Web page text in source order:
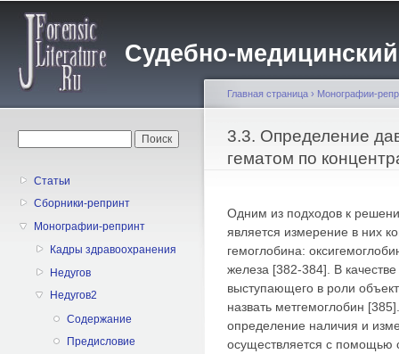
Судебно-
Статьи
Сборники-репринт
Монографии-репринт
Кадры здравоохранения
Недугов
Недугов2
Содержание
Предисловие
Вы здесь
Главная страница › Монографии-
3.3. Определение
гематом по
Одним из подходов к
является измерение в них
гемоглобина:
железа [382-384]. В
выступающего в роли
назвать метгемоглобин
определение наличия и
осуществляется с помощью